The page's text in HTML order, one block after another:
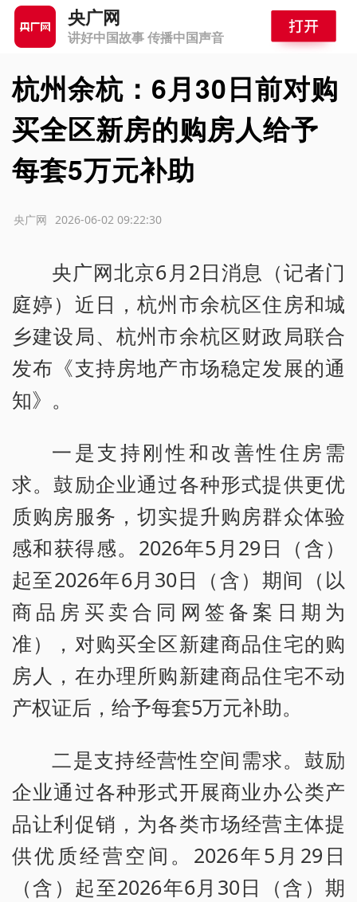
央广网
讲好中国故事 传播中国声音
杭州余杭：6月30日前对购
买全区新房的购房人给予
每套5万元补助
2026-06-02 09:22:30
央广网
央广网北京6月2日消息（记者门
庭婷）近日，杭州市余杭区住房和城
乡建设局、杭州市余杭区财政局联合
发布《支持房地产市场稳定发展的通
知》。
一是支持刚性和改善性住房需
求。鼓励企业通过各种形式提供更优
质购房服务，切实提升购房群众体验
感和获得感。2026年5月29日（含）
起至2026年6月30日（含）期间（以
商品房买卖合同网签备案日期为
准），对购买全区新建商品住宅的购
房人，在办理所购新建商品住宅不动
产权证后，给予每套5万元补助。
二是支持经营性空间需求。鼓励
企业通过各种形式开展商业办公类产
品让利促销，为各类市场经营主体提
供优质经营空间。2026年5月29日
（含）起至2026年6月30日（含）期